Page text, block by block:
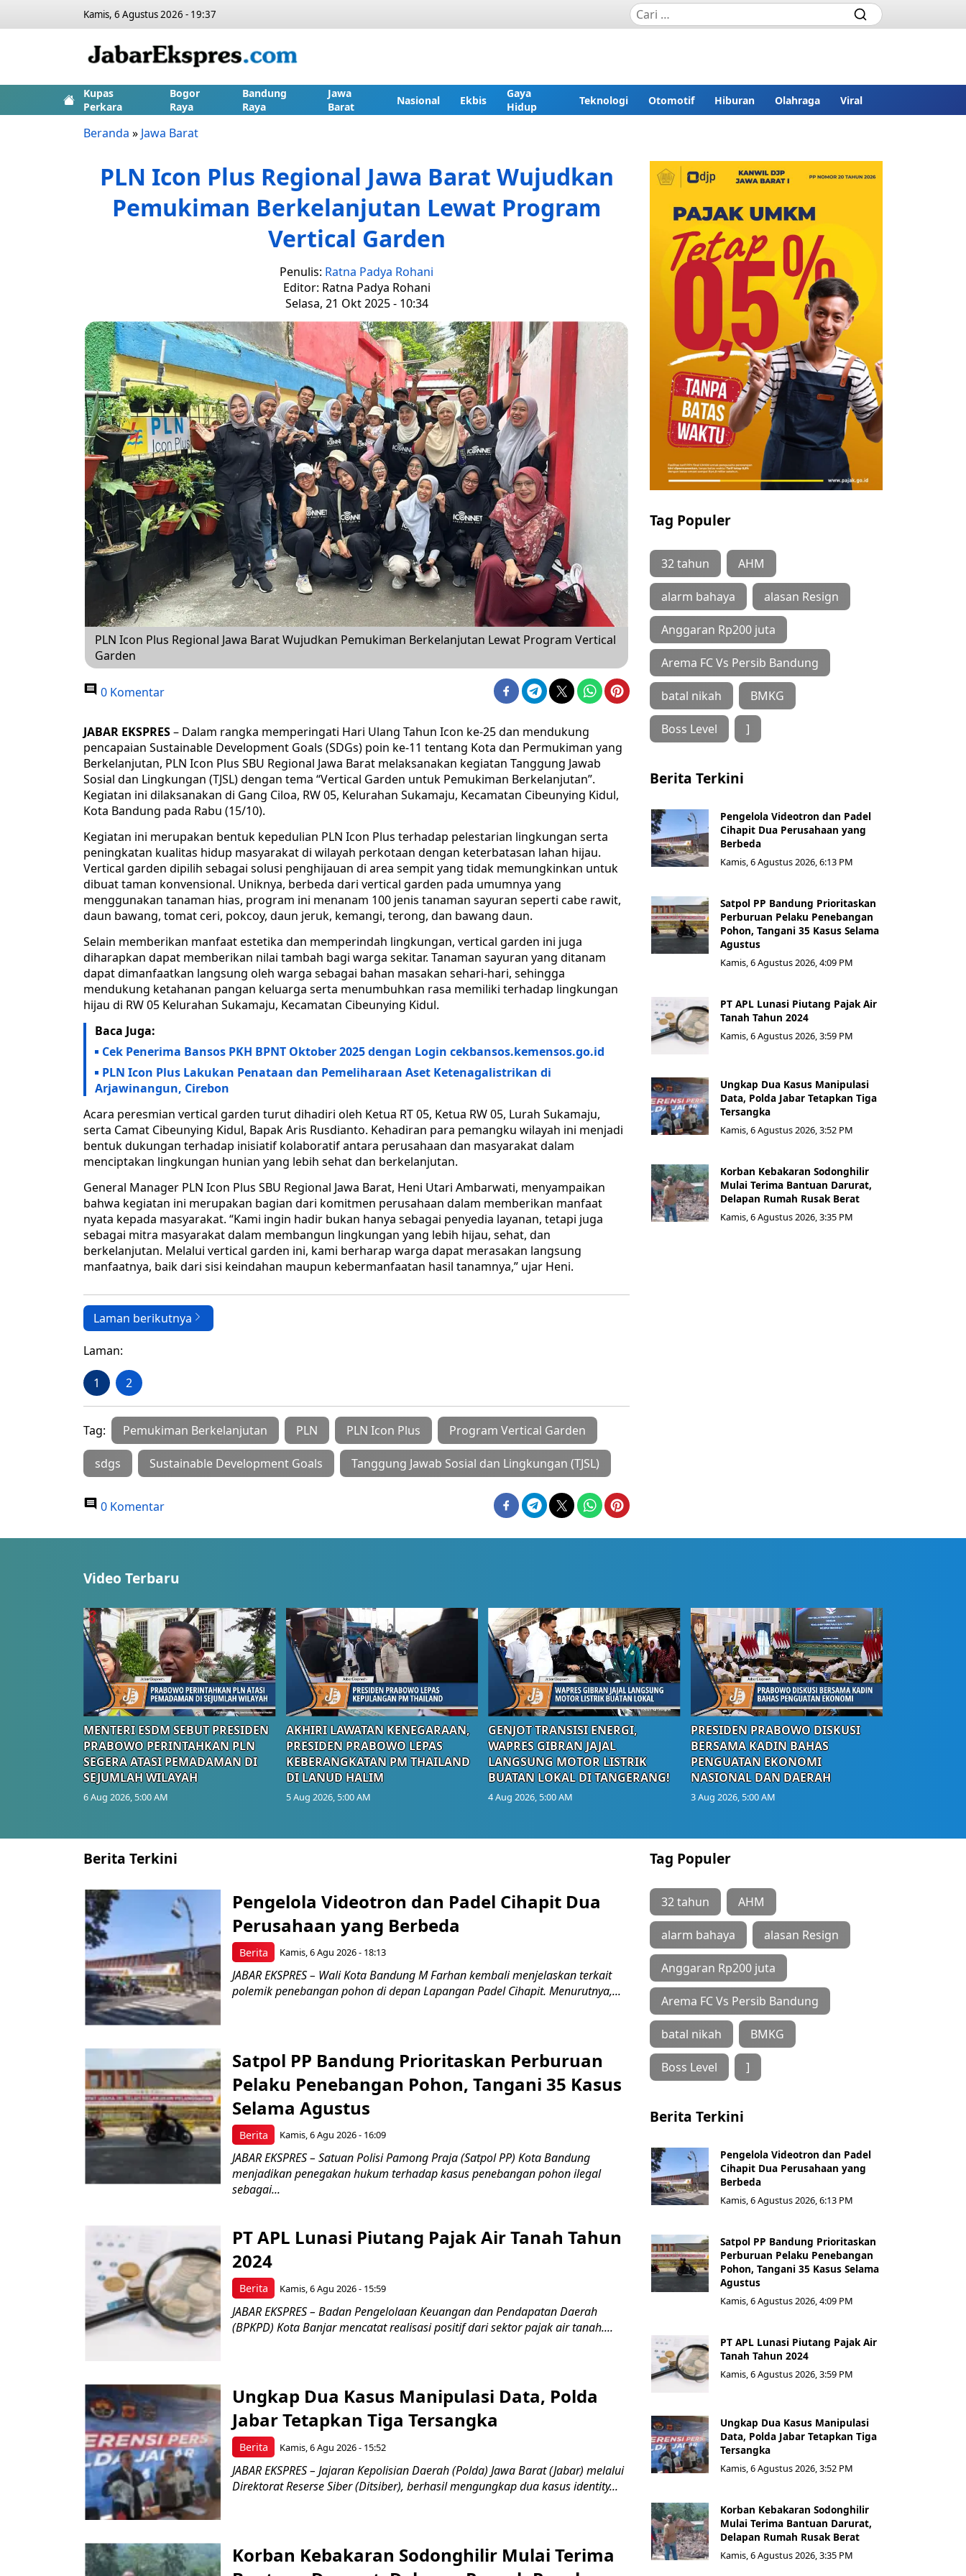
Kamis, 6 Agustus 2026 - 19:37
Kupas
Perkara
Bogor
Raya
Bandung
Raya
Jawa
Barat
Nasional Ekbis
Gaya
Hidup
Teknologi Otomotif Hiburan Olahraga Viral
Beranda » Jawa Barat
PLN Icon Plus Regional Jawa Barat Wujudkan
Pemukiman Berkelanjutan Lewat Program
Vertical Garden
Penulis: Ratna Padya Rohani
Editor: Ratna Padya Rohani
Selasa, 21 Okt 2025 - 10:34
PLN Icon Plus Regional Jawa Barat Wujudkan Pemukiman Berkelanjutan Lewat Program Vertical
Garden
0 Komentar
JABAR EKSPRES– Dalam rangka memperingati Hari Ulang Tahun Icon ke-25 dan mendukung
pencapaian Sustainable Development Goals (SDGs) poin ke-11 tentang Kota dan Permukiman yang
Berkelanjutan, PLN Icon Plus SBU Regional Jawa Barat melaksanakan kegiatan Tanggung Jawab
Sosial dan Lingkungan (TJSL) dengan tema “Vertical Garden untuk Pemukiman Berkelanjutan”.
Kegiatan ini dilaksanakan di Gang Ciloa, RW 05, Kelurahan Sukamaju, Kecamatan Cibeunying Kidul,
Kota Bandung pada Rabu (15/10).
Kegiatan ini merupakan bentuk kepedulian PLN Icon Plus terhadap pelestarian lingkungan serta
peningkatan kualitas hidup masyarakat di wilayah perkotaan dengan keterbatasan lahan hijau.
Vertical garden dipilih sebagai solusi penghijauan di area sempit yang tidak memungkinkan untuk
dibuat taman konvensional. Uniknya, berbeda dari vertical garden pada umumnya yang
menggunakan tanaman hias, program ini menanam 100 jenis tanaman sayuran seperti cabe rawit,
daun bawang, tomat ceri, pokcoy, daun jeruk, kemangi, terong, dan bawang daun.
Selain memberikan manfaat estetika dan memperindah lingkungan, vertical garden ini juga
diharapkan dapat memberikan nilai tambah bagi warga sekitar. Tanaman sayuran yang ditanam
dapat dimanfaatkan langsung oleh warga sebagai bahan masakan sehari-hari, sehingga
mendukung ketahanan pangan keluarga serta menumbuhkan rasa memiliki terhadap lingkungan
hijau di RW 05 Kelurahan Sukamaju, Kecamatan Cibeunying Kidul.
Baca Juga:
Cek Penerima Bansos PKH BPNT Oktober 2025 dengan Login cekbansos.kemensos.go.id
PLN Icon Plus Lakukan Penataan dan Pemeliharaan Aset Ketenagalistrikan di
Arjawinangun, Cirebon
Acara peresmian vertical garden turut dihadiri oleh Ketua RT 05, Ketua RW 05, Lurah Sukamaju,
serta Camat Cibeunying Kidul, Bapak Aris Rusdianto. Kehadiran para pemangku wilayah ini menjadi
bentuk dukungan terhadap inisiatif kolaboratif antara perusahaan dan masyarakat dalam
menciptakan lingkungan hunian yang lebih sehat dan berkelanjutan.
General Manager PLN Icon Plus SBU Regional Jawa Barat, Heni Utari Ambarwati, menyampaikan
bahwa kegiatan ini merupakan bagian dari komitmen perusahaan dalam memberikan manfaat
nyata kepada masyarakat. “Kami ingin hadir bukan hanya sebagai penyedia layanan, tetapi juga
sebagai mitra masyarakat dalam membangun lingkungan yang lebih hijau, sehat, dan
berkelanjutan. Melalui vertical garden ini, kami berharap warga dapat merasakan langsung
manfaatnya, baik dari sisi keindahan maupun kebermanfaatan hasil tanamnya,” ujar Heni.
Laman berikutnya
Laman:
1 2
Tag: Pemukiman Berkelanjutan PLN PLN Icon Plus Program Vertical Garden
sdgs Sustainable Development Goals Tanggung Jawab Sosial dan Lingkungan (TJSL)
0 Komentar
Tag Populer
32 tahun AHM
alarm bahaya alasan Resign
Anggaran Rp200 juta
Arema FC Vs Persib Bandung
batal nikah BMKG
Boss Level ]
Berita Terkini
Pengelola Videotron dan Padel
Cihapit Dua Perusahaan yang
Berbeda
Kamis, 6 Agustus 2026, 6:13 PM
Satpol PP Bandung Prioritaskan
Perburuan Pelaku Penebangan
Pohon, Tangani 35 Kasus Selama
Agustus
Kamis, 6 Agustus 2026, 4:09 PM
PT APL Lunasi Piutang Pajak Air
Tanah Tahun 2024
Kamis, 6 Agustus 2026, 3:59 PM
Ungkap Dua Kasus Manipulasi
Data, Polda Jabar Tetapkan Tiga
Tersangka
Kamis, 6 Agustus 2026, 3:52 PM
Korban Kebakaran Sodonghilir
Mulai Terima Bantuan Darurat,
Delapan Rumah Rusak Berat
Kamis, 6 Agustus 2026, 3:35 PM
Video Terbaru
MENTERI ESDM SEBUT PRESIDEN
PRABOWO PERINTAHKAN PLN
SEGERA ATASI PEMADAMAN DI
SEJUMLAH WILAYAH
6 Aug 2026, 5:00 AM
AKHIRI LAWATAN KENEGARAAN,
PRESIDEN PRABOWO LEPAS
KEBERANGKATAN PM THAILAND
DI LANUD HALIM
5 Aug 2026, 5:00 AM
GENJOT TRANSISI ENERGI,
WAPRES GIBRAN JAJAL
LANGSUNG MOTOR LISTRIK
BUATAN LOKAL DI TANGERANG!
4 Aug 2026, 5:00 AM
PRESIDEN PRABOWO DISKUSI
BERSAMA KADIN BAHAS
PENGUATAN EKONOMI
NASIONAL DAN DAERAH
3 Aug 2026, 5:00 AM
Berita Terkini
Berita
Pengelola Videotron dan Padel Cihapit Dua
Perusahaan yang Berbeda
Kamis, 6 Agu 2026 - 18:13
JABAR EKSPRES – Wali Kota Bandung M Farhan kembali menjelaskan terkait
polemik penebangan pohon di depan Lapangan Padel Cihapit. Menurutnya,...
Berita
Satpol PP Bandung Prioritaskan Perburuan
Pelaku Penebangan Pohon, Tangani 35 Kasus
Selama Agustus
Kamis, 6 Agu 2026 - 16:09
JABAR EKSPRES – Satuan Polisi Pamong Praja (Satpol PP) Kota Bandung
menjadikan penegakan hukum terhadap kasus penebangan pohon ilegal
sebagai...
Berita
PT APL Lunasi Piutang Pajak Air Tanah Tahun
2024
Kamis, 6 Agu 2026 - 15:59
JABAR EKSPRES – Badan Pengelolaan Keuangan dan Pendapatan Daerah
(BPKPD) Kota Banjar mencatat realisasi positif dari sektor pajak air tanah....
Berita
Ungkap Dua Kasus Manipulasi Data, Polda
Jabar Tetapkan Tiga Tersangka
Kamis, 6 Agu 2026 - 15:52
JABAR EKSPRES – Jajaran Kepolisian Daerah (Polda) Jawa Barat (Jabar) melalui
Direktorat Reserse Siber (Ditsiber), berhasil mengungkap dua kasus identity...
Korban Kebakaran Sodonghilir Mulai Terima
Tag Populer
32 tahun AHM
alarm bahaya alasan Resign
Anggaran Rp200 juta
Arema FC Vs Persib Bandung
batal nikah BMKG
Boss Level ]
Berita Terkini
Pengelola Videotron dan Padel
Cihapit Dua Perusahaan yang
Berbeda
Kamis, 6 Agustus 2026, 6:13 PM
Satpol PP Bandung Prioritaskan
Perburuan Pelaku Penebangan
Pohon, Tangani 35 Kasus Selama
Agustus
Kamis, 6 Agustus 2026, 4:09 PM
PT APL Lunasi Piutang Pajak Air
Tanah Tahun 2024
Kamis, 6 Agustus 2026, 3:59 PM
Ungkap Dua Kasus Manipulasi
Data, Polda Jabar Tetapkan Tiga
Tersangka
Kamis, 6 Agustus 2026, 3:52 PM
Korban Kebakaran Sodonghilir
Mulai Terima Bantuan Darurat,
Delapan Rumah Rusak Berat
Kamis, 6 Agustus 2026, 3:35 PM